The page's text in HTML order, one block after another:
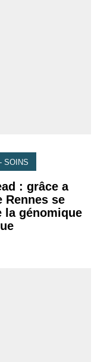
SOINS
: grâce a
Rennes se
la génomique